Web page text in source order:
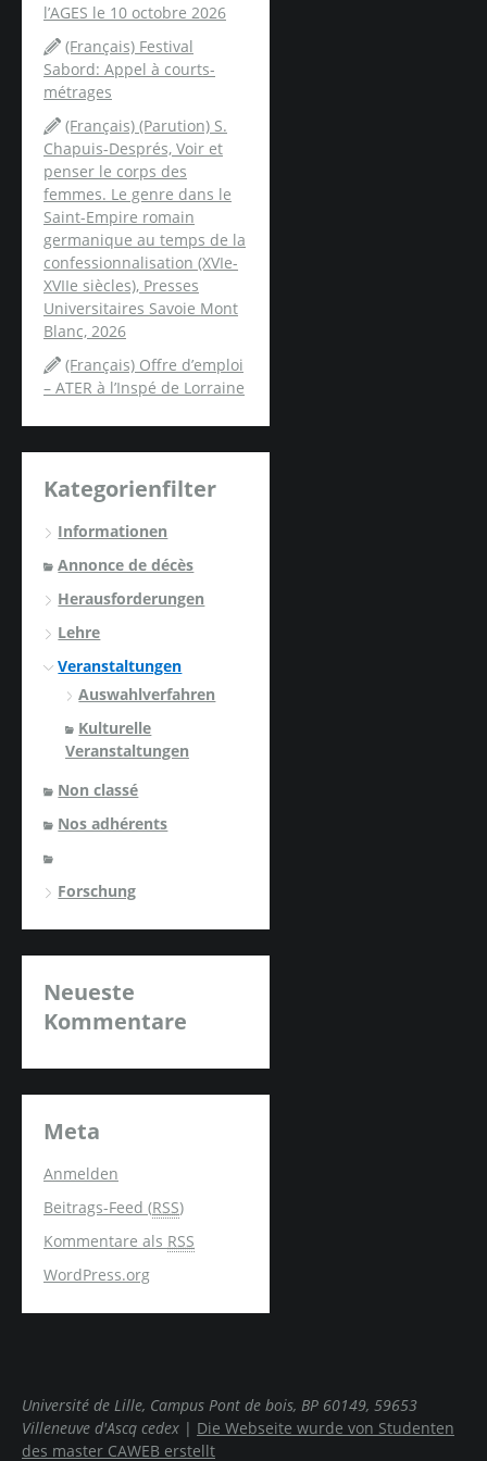
l’AGES le 10 octobre 2026
(Français) Festival
Sabord: Appel à courts-
métrages
(Français) (Parution) S.
Chapuis-Després, Voir et
penser le corps des
femmes. Le genre dans le
Saint-Empire romain
germanique au temps de la
confessionnalisation (XVIe-
XVIIe siècles), Presses
Universitaires Savoie Mont
Blanc, 2026
(Français) Offre d’emploi
– ATER à l’Inspé de Lorraine
Kategorienfilter
Informationen
Annonce de décès
Herausforderungen
Lehre
Veranstaltungen
Auswahlverfahren
Kulturelle
Veranstaltungen
Non classé
Nos adhérents
Forschung
Neueste
Kommentare
Meta
Anmelden
Beitrags-Feed (RSS)
Kommentare als RSS
WordPress.org
Université de Lille, Campus Pont de bois, BP 60149, 59653
Villeneuve d'Ascq cedex | Die Webseite wurde von Studenten
des master CAWEB erstellt